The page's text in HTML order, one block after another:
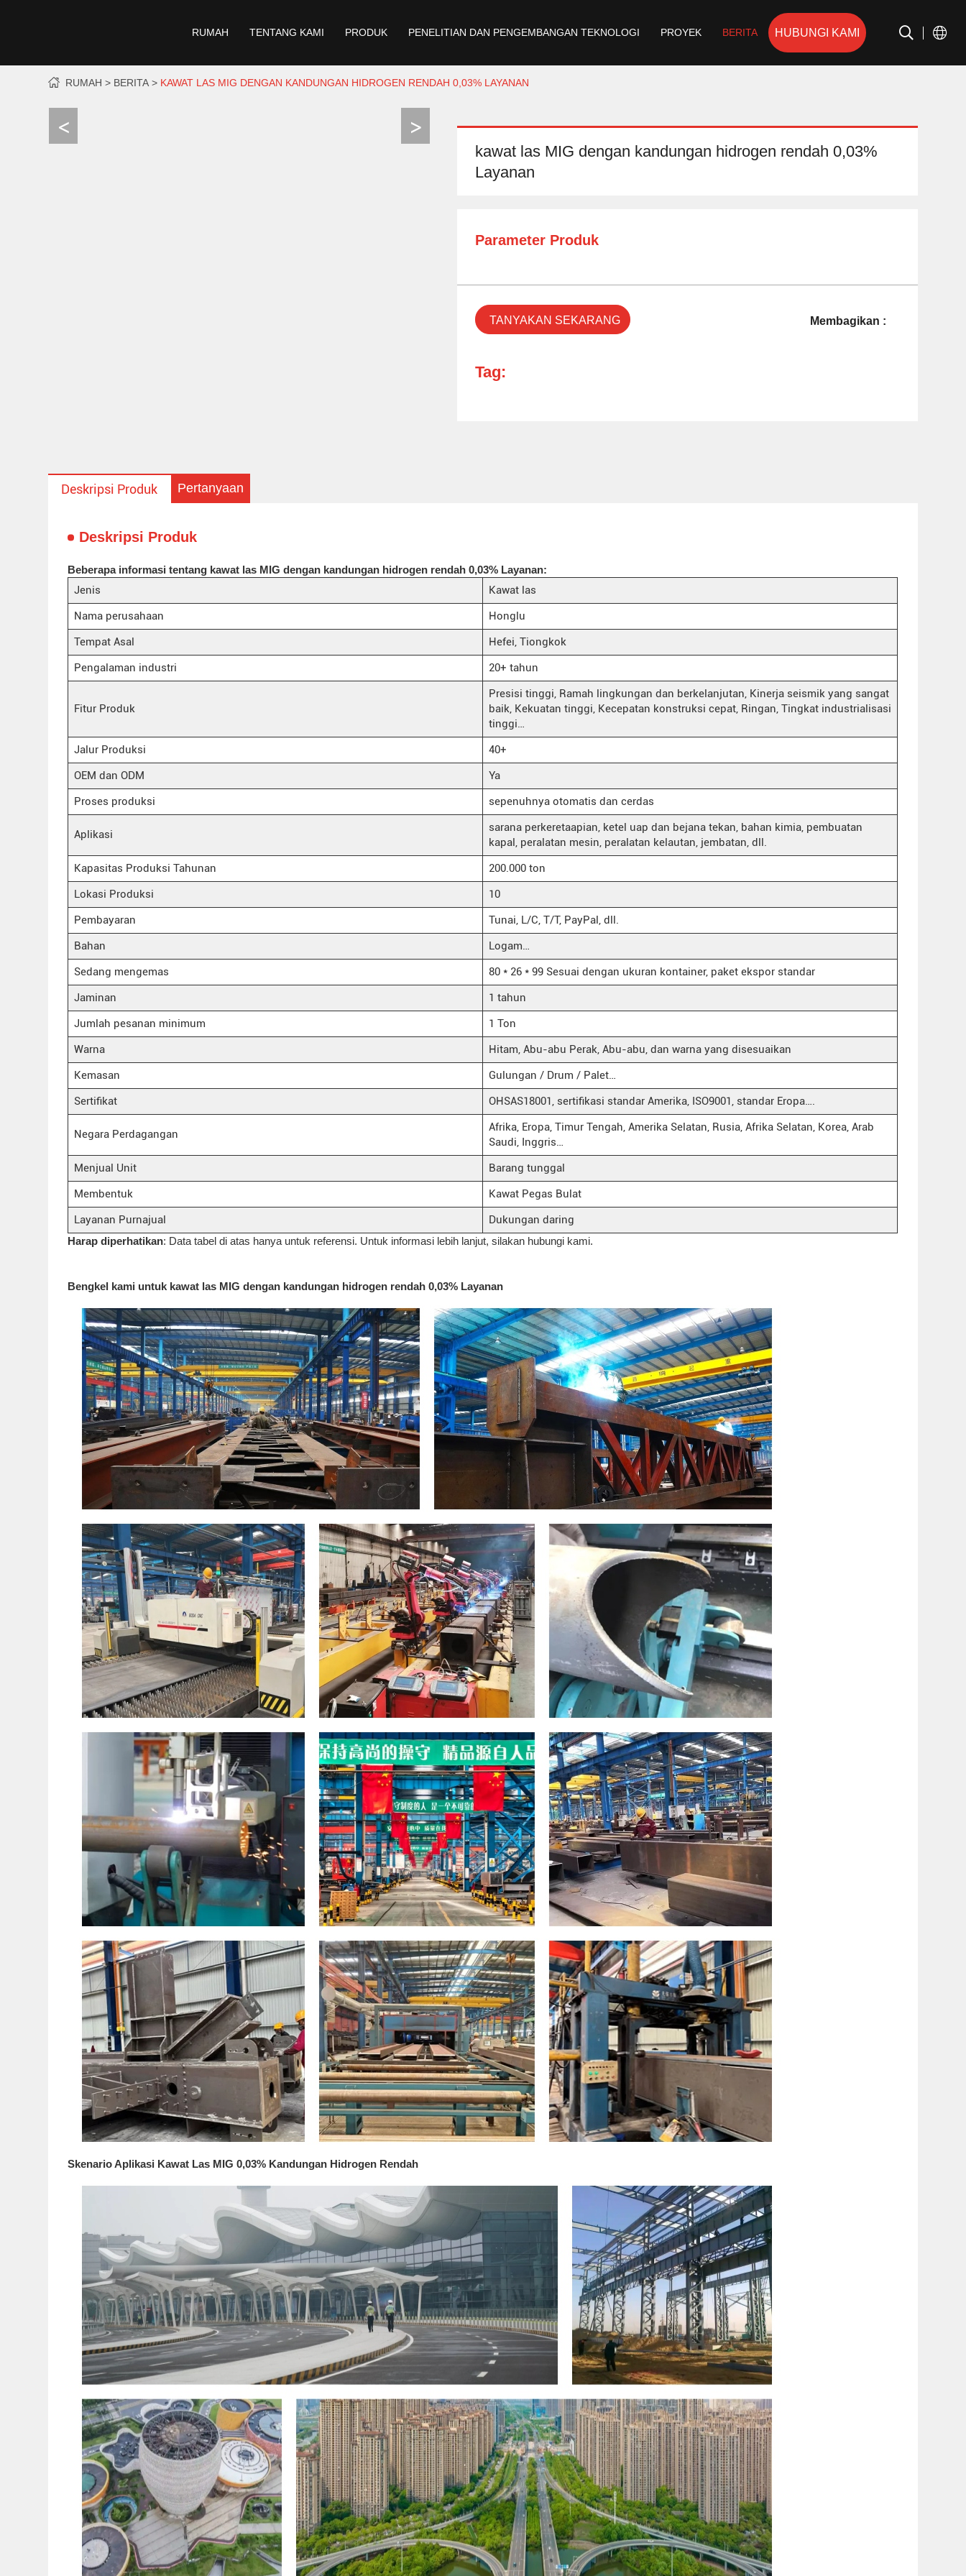
RUMAH TENTANG KAMI PRODUK PENELITIAN DAN PENGEMBANGAN TEKNOLOGI PROYEK BERITA HUBUNGI KAMI
RUMAH BERITA KAWAT LAS MIG DENGAN KANDUNGAN HIDROGEN RENDAH 0,03% LAYANAN
kawat las MIG dengan kandungan hidrogen rendah 0,03%
Layanan
Parameter Produk
TANYAKAN SEKARANG Membagikan :
Tag:
Deskripsi Produk Pertanyaan
Deskripsi Produk
Beberapa informasi tentang kawat las MIG dengan kandungan hidrogen rendah 0,03% Layanan:
Jenis
Kawat las
Nama perusahaan
Honglu
Tempat Asal
Hefei, Tiongkok
Pengalaman industri
20+ tahun
Fitur Produk
Presisi tinggi, Ramah lingkungan dan berkelanjutan, Kinerja seismik yang sangat
baik, Kekuatan tinggi, Kecepatan konstruksi cepat, Ringan, Tingkat industrialisasi
tinggi…
Jalur Produksi
40+
OEM dan ODM
Ya
Proses produksi
sepenuhnya otomatis dan cerdas
Aplikasi
sarana perkeretaapian, ketel uap dan bejana tekan, bahan kimia, pembuatan
kapal, peralatan mesin, peralatan kelautan, jembatan, dll.
Kapasitas Produksi Tahunan
200.000 ton
Lokasi Produksi
10
Pembayaran
Tunai, L/C, T/T, PayPal, dll.
Bahan
Logam…
Sedang mengemas
80 * 26 * 99 Sesuai dengan ukuran kontainer, paket ekspor standar
Jaminan
1 tahun
Jumlah pesanan minimum
1 Ton
Warna
Hitam, Abu-abu Perak, Abu-abu, dan warna yang disesuaikan
Kemasan
Gulungan / Drum / Palet…
Sertifikat
OHSAS18001, sertifikasi standar Amerika, ISO9001, standar Eropa….
Negara Perdagangan
Afrika, Eropa, Timur Tengah, Amerika Selatan, Rusia, Afrika Selatan, Korea, Arab
Saudi, Inggris…
Menjual Unit
Barang tunggal
Membentuk
Kawat Pegas Bulat
Layanan Purnajual
Dukungan daring
Harap diperhatikan: Data tabel di atas hanya untuk referensi. Untuk informasi lebih lanjut, silakan hubungi kami.
Bengkel kami untuk kawat las MIG dengan kandungan hidrogen rendah 0,03% Layanan
Skenario Aplikasi Kawat Las MIG 0,03% Kandungan Hidrogen Rendah